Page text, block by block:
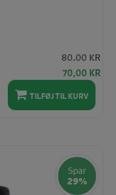
80.00 KR
Den
oprindelige
pris
var:
70,00 KRDen
TILFØJ TIL KURV
Spar
29%